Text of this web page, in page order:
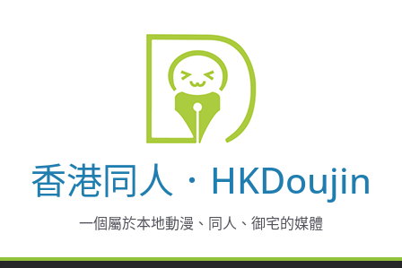
香港同人．HKDoujin
一個屬於本地動漫、同人、御宅的媒體